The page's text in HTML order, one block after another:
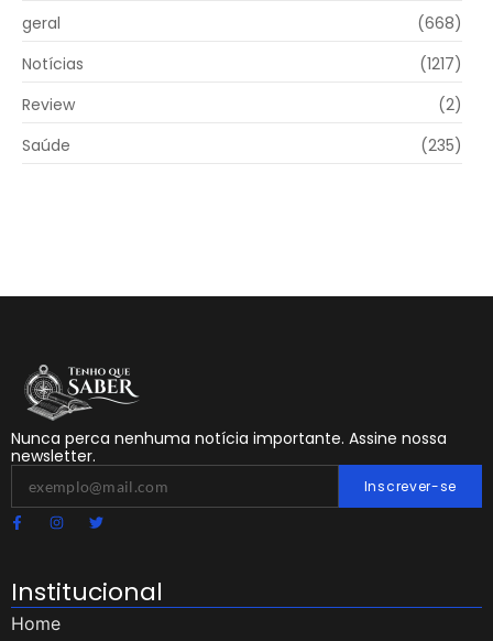
geral
(668)
Notícias
(1217)
Review
(2)
Saúde
(235)
Nunca perca nenhuma notícia importante. Assine nossa
newsletter.
Inscrever-se
Institucional
Home